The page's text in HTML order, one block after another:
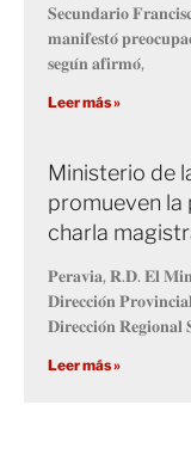
𝐒𝐞𝐜𝐮𝐧𝐝𝐚𝐫𝐢𝐨
𝐦𝐚𝐧𝐢𝐟𝐞𝐬𝐭𝐨́
𝐬𝐞𝐠𝐮́𝐧 𝐚𝐟𝐢𝐫𝐦𝐨́,
Leer más »
Ministerio de
promueven la
charla
𝐏𝐞𝐫𝐚𝐯𝐢𝐚, 𝐑.𝐃. 𝐄𝐥
𝐃𝐢𝐫𝐞𝐜𝐜𝐢𝐨́𝐧
𝐃𝐢𝐫𝐞𝐜𝐜𝐢𝐨́𝐧 𝐑𝐞𝐠𝐢𝐨𝐧𝐚𝐥
Leer más »